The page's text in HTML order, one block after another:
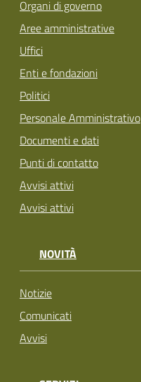
Organi di governo
Aree amministrative
Uffici
Enti e fondazioni
Politici
Personale Amministrativo
Documenti e dati
Punti di contatto
Avvisi attivi
Avvisi attivi
NOVITÀ
Notizie
Comunicati
Avvisi